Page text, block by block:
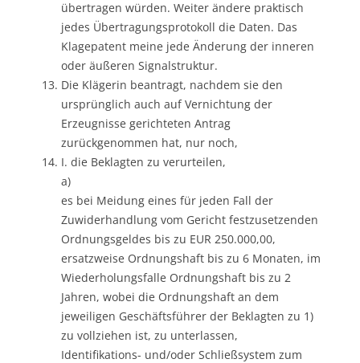
übertragen würden. Weiter ändere praktisch
jedes Übertragungsprotokoll die Daten. Das
Klagepatent meine jede Änderung der inneren
oder äußeren Signalstruktur.
Die Klägerin beantragt, nachdem sie den
ursprünglich auch auf Vernichtung der
Erzeugnisse gerichteten Antrag
zurückgenommen hat, nur noch,
I. die Beklagten zu verurteilen,
a)
es bei Meidung eines für jeden Fall der
Zuwiderhandlung vom Gericht festzusetzenden
Ordnungsgeldes bis zu EUR 250.000,00,
ersatzweise Ordnungshaft bis zu 6 Monaten, im
Wiederholungsfalle Ordnungshaft bis zu 2
Jahren, wobei die Ordnungshaft an dem
jeweiligen Geschäftsführer der Beklagten zu 1)
zu vollziehen ist, zu unterlassen,
Identifikations- und/oder Schließsystem zum